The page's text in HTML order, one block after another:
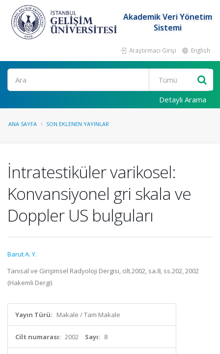
Akademik Veri Yönetim
Sistemi
Araştırmacı Girişi English
Ara
Detaylı Arama
ANA SAYFA SON EKLENEN YAYINLAR
İntratestiküler varikosel:
Konvansiyonel gri skala ve
Doppler US bulguları
Barut A. Y.
Tanısal ve Girişimsel Radyoloji Dergisi, cilt.2002, sa.8, ss.202, 2002
(Hakemli Dergi)
Yayın Türü: Makale / Tam Makale
Cilt numarası: 2002 Sayı: 8